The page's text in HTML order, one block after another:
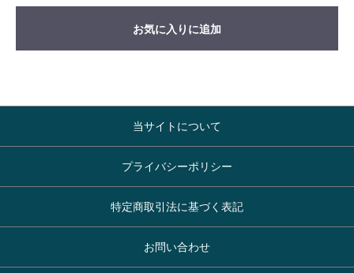
お気に入りに追加
当サイトについて
プライバシーポリシー
特定商取引法に基づく表記
お問い合わせ